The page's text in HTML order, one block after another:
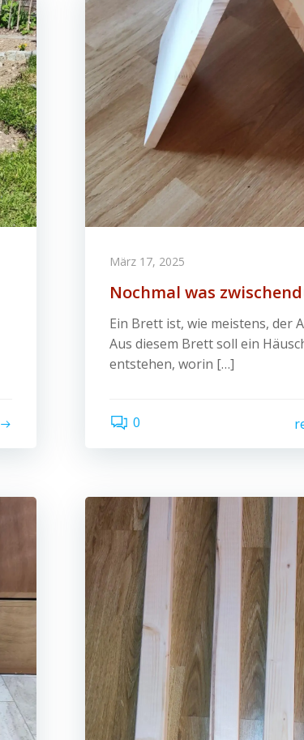
März 17, 2025
Nochmal was
Ein Brett ist, wie meistens, der
Aus diesem Brett soll ein
entstehen, worin […]
0